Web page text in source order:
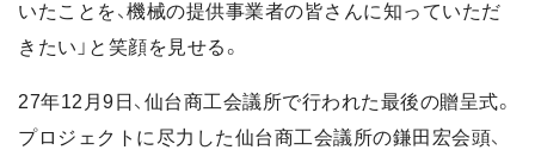
いたことを、機械の提供事業者の皆さんに知っていただ
きたい」と笑顔を見せる。
27年12月9日、仙台商工会議所で行われた最後の贈呈式。
プロジェクトに尽力した仙台商工会議所の鎌田宏会頭、